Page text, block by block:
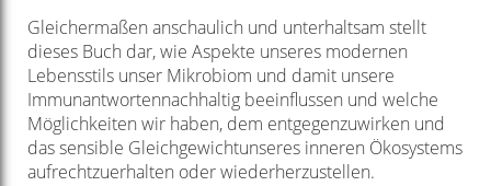
Gleichermaßen anschaulich und unterhaltsam stellt
dieses Buch dar, wie Aspekte unseres modernen
Lebensstils unser Mikrobiom und damit unsere
Immunantwortennachhaltig beeinflussen und welche
Möglichkeiten wir haben, dem entgegenzuwirken und
das sensible Gleichgewichtunseres inneren Ökosystems
aufrechtzuerhalten oder wiederherzustellen.